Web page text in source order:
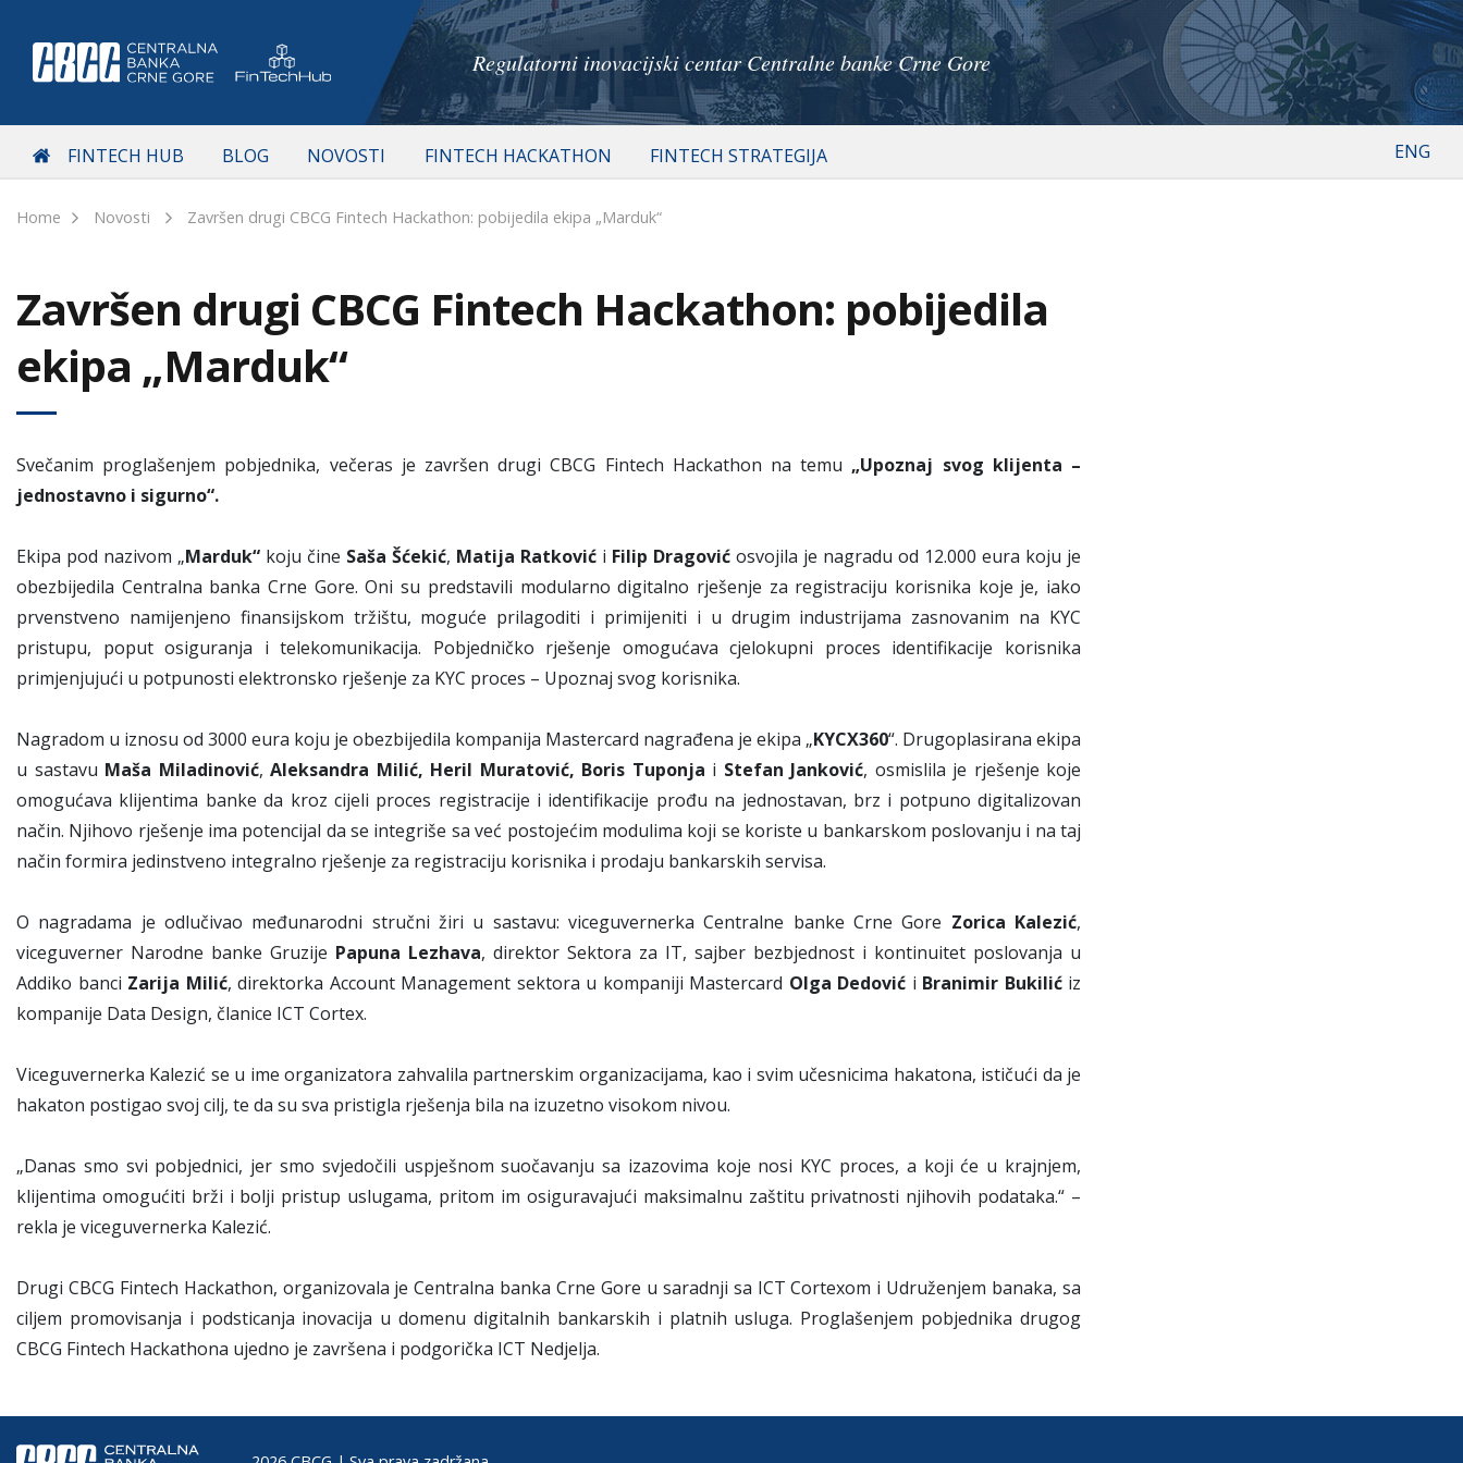
Regulatorni inovacijski centar Centralne banke Crne Gore
FINTECH HUB BLOG NOVOSTI FINTECH HACKATHON FINTECH STRATEGIJA ENG
Home Novosti Završen drugi CBCG Fintech Hackathon: pobijedila ekipa „Marduk“
Završen drugi CBCG Fintech Hackathon: pobijedila
ekipa „Marduk“
Svečanim proglašenjem pobjednika, večeras je završen drugi CBCG Fintech Hackathon na temu „Upoznaj svog klijenta –
jednostavno i sigurno“.
Ekipa pod nazivom „Marduk“ koju čine Saša Šćekić, Matija Ratković i Filip Dragović osvojila je nagradu od 12.000 eura koju je
obezbijedila Centralna banka Crne Gore. Oni su predstavili modularno digitalno rješenje za registraciju korisnika koje je, iako
prvenstveno namijenjeno finansijskom tržištu, moguće prilagoditi i primijeniti i u drugim industrijama zasnovanim na KYC
pristupu, poput osiguranja i telekomunikacija. Pobjedničko rješenje omogućava cjelokupni proces identifikacije korisnika
primjenjujući u potpunosti elektronsko rješenje za KYC proces – Upoznaj svog korisnika.
Nagradom u iznosu od 3000 eura koju je obezbijedila kompanija Mastercard nagrađena je ekipa „KYCX360“. Drugoplasirana ekipa
u sastavu Maša Miladinović, Aleksandra Milić, Heril Muratović, Boris Tuponja i Stefan Janković, osmislila je rješenje koje
omogućava klijentima banke da kroz cijeli proces registracije i identifikacije prođu na jednostavan, brz i potpuno digitalizovan
način. Njihovo rješenje ima potencijal da se integriše sa već postojećim modulima koji se koriste u bankarskom poslovanju i na taj
način formira jedinstveno integralno rješenje za registraciju korisnika i prodaju bankarskih servisa.
O nagradama je odlučivao međunarodni stručni žiri u sastavu: viceguvernerka Centralne banke Crne Gore Zorica Kalezić,
viceguverner Narodne banke Gruzije Papuna Lezhava, direktor Sektora za IT, sajber bezbjednost i kontinuitet poslovanja u
Addiko banci Zarija Milić, direktorka Account Management sektora u kompaniji Mastercard Olga Dedović i Branimir Bukilićiz
kompanije Data Design, članice ICT Cortex.
Viceguvernerka Kalezić se u ime organizatora zahvalila partnerskim organizacijama, kao i svim učesnicima hakatona, ističući da je
hakaton postigao svoj cilj, te da su sva pristigla rješenja bila na izuzetno visokom nivou.
„Danas smo svi pobjednici, jer smo svjedočili uspješnom suočavanju sa izazovima koje nosi KYC proces, a koji će u krajnjem,
klijentima omogućiti brži i bolji pristup uslugama, pritom im osiguravajući maksimalnu zaštitu privatnosti njihovih podataka.“ –
rekla je viceguvernerka Kalezić.
Drugi CBCG Fintech Hackathon, organizovala je Centralna banka Crne Gore u saradnji sa ICT Cortexom i Udruženjem banaka, sa
ciljem promovisanja i podsticanja inovacija u domenu digitalnih bankarskih i platnih usluga. Proglašenjem pobjednika drugog
CBCG Fintech Hackathona ujedno je završena i podgorička ICT Nedjelja.